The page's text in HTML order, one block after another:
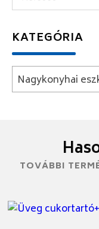
KATEGÓRIA
Nagykonyhai
TOVÁBBI